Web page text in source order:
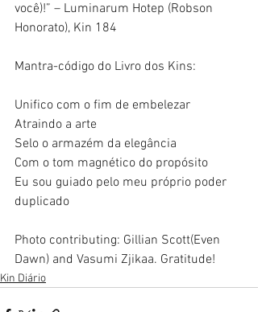
você)!” – Luminarum Hotep (Robson
Honorato), Kin 184
Mantra-código do Livro dos Kins:
Unifico com o fim de embelezar
Atraindo a arte
Selo o armazém da elegância
Com o tom magnético do propósito
Eu sou guiado pelo meu próprio poder
duplicado
Photo contributing: Gillian Scott(Even
Dawn) and Vasumi Zjikaa. Gratitude!
Kin Diário